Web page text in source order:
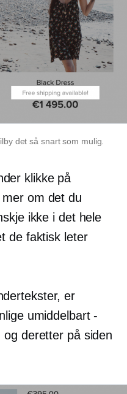
det så snart som mulig.
klikke på
om det du
ikke i det hele
de faktisk leter
er
umiddelbart -
deretter på siden